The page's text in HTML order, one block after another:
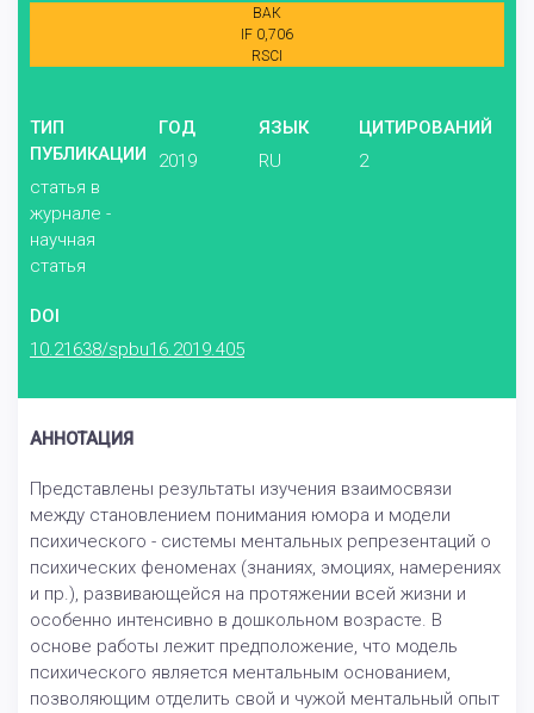
ВАК
IF 0,706
RSCI
ТИП
ПУБЛИКАЦИИ
статья в
журнале -
научная
статья
ГОД
2019
ЯЗЫК
RU
ЦИТИРОВАНИЙ
2
DOI
10.21638/spbu16.2019.405
АННОТАЦИЯ
Представлены результаты изучения взаимосвязи
между становлением понимания юмора и модели
психического - системы ментальных репрезентаций о
психических феноменах (знаниях, эмоциях, намерениях
и пр.), развивающейся на протяжении всей жизни и
особенно интенсивно в дошкольном возрасте. В
основе работы лежит предположение, что модель
психического является ментальным основанием,
позволяющим отделить свой и чужой ментальный опыт